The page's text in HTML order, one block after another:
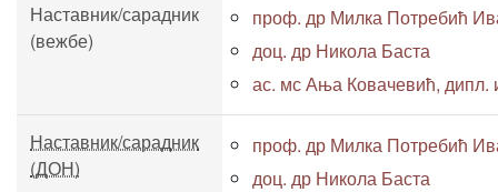
Наставник/сарадник
(вежбе)
проф. др Милка Потребић
доц. др Никола Баста
ас. мс Ања Ковачевић, дипл.
Наставник/сарадник
(ДОН)
проф. др Милка Потребић
доц. др Никола Баста